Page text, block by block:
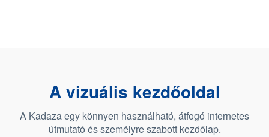
A vizuális kezdőoldal
A Kadaza egy könnyen használható, átfogó internetes
útmutató és személyre szabott kezdőlap.